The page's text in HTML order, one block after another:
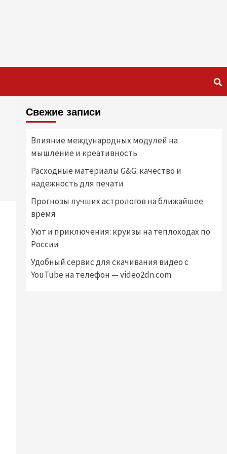
Свежие записи
Влияние международных модулей на
мышление и креативность
Расходные материалы G&G: качество и
надежность для печати
Прогнозы лучших астрологов на ближайшее
время
Уют и приключения: круизы на теплоходах по
России
Удобный сервис для скачивания видео с
YouTube на телефон — video2dn.com